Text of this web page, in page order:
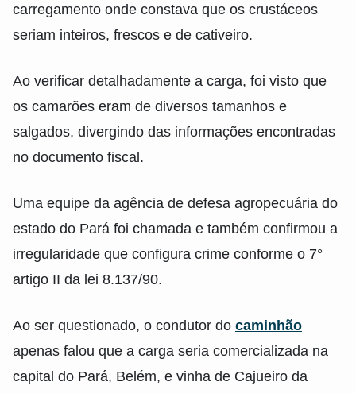
carregamento onde constava que os crustáceos
seriam inteiros, frescos e de cativeiro.
Ao verificar detalhadamente a carga, foi visto que
os camarões eram de diversos tamanhos e
salgados, divergindo das informações encontradas
no documento fiscal.
Uma equipe da agência de defesa agropecuária do
estado do Pará foi chamada e também confirmou a
irregularidade que configura crime conforme o 7°
artigo II da lei 8.137/90.
Ao ser questionado, o condutor do caminhão
apenas falou que a carga seria comercializada na
capital do Pará, Belém, e vinha de Cajueiro da